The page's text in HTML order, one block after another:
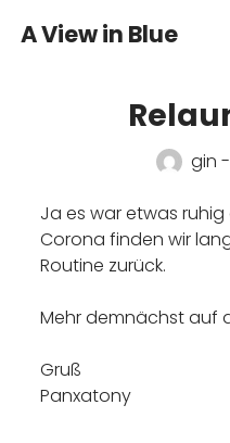
A View in Blue
gin -
Ja es war etwas
Corona finden wir
Routine zurück.
Mehr demnächst auf
Gruß
Panxatony